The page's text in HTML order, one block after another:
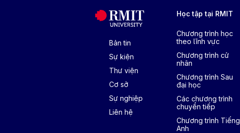
Bản tin
Sự kiện
Thư viện
Cơ sở
Sự nghiệp
Liên hệ
Học tập tại RMIT
Chương trình học
theo lĩnh vực
Chương trình cử
nhân
Chương trình Sau
đại học
Các chương trình
chuyển tiếp
Chương trình Tiếng
Anh